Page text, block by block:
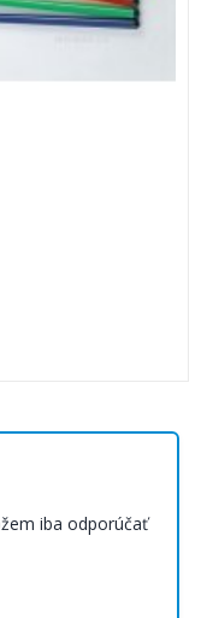
iba odporúčať